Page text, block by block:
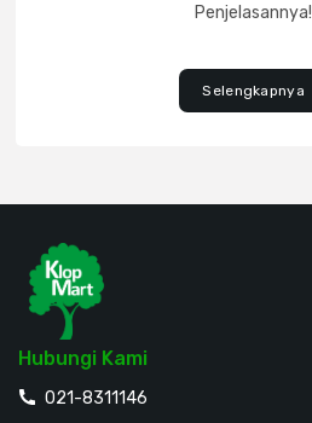
Penjelasannya!
Selengkapnya
Hubungi Kami
021-8311146